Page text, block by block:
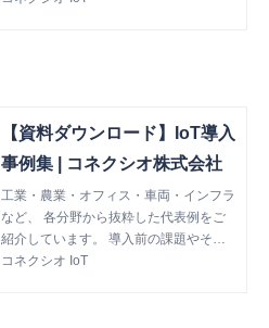
保全ソリューション ・遠隔監視ソリ
ワイヤレス ・受託開発 ■コネクシオ
株式会社のご紹介
【資料ダウンロード】IoT導入
事例集 | コネクシオ株式会社
工業・農業・オフィス・車両・インフラ
など、 各分野から抜粋した代表例をご
紹介しています。 導入前の課題やそれ
に対してのアプローチ、導入効果をまと
コネクシオ IoT